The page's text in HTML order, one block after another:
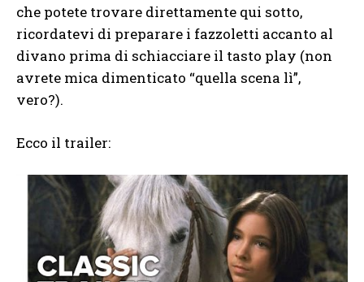
che potete trovare direttamente qui sotto,
ricordatevi di preparare i fazzoletti accanto al
divano prima di schiacciare il tasto play (non
avrete mica dimenticato “quella scena lì”,
vero?).
Ecco il trailer: